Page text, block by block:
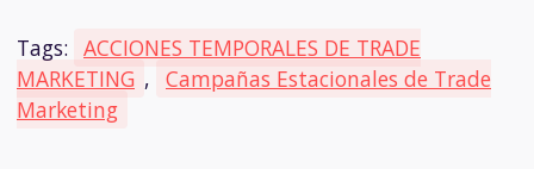
Tags: ACCIONES TEMPORALES DE TRADE
MARKETING , Campañas Estacionales de Trade
Marketing